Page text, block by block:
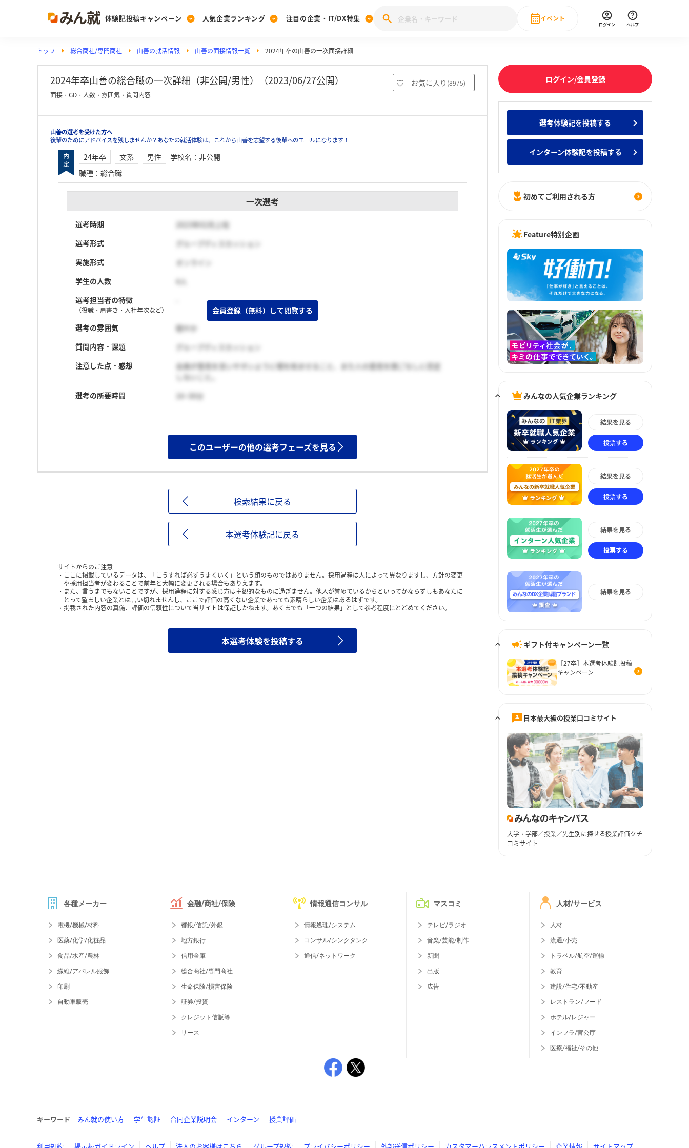
体験記投稿キャンペーン
Post
投稿する
[27卒] 本選考体験記投稿キャンペーン
人気企業ランキング
Ranking
ランキングを見る
みんなのDX企業就職ブランド調査
Vote みんなの新卒就職人気企業ランキング みんなのインターン人気企業ランキ
注目の企業・IT/DX特集
PickUp
注目の企業特集
28卒 IT・DX現場社員インタビュー
動画で知ろう！業界・企業研究
イベント
直近のイベント一覧
ログイン ヘルプ
トップ 総合商社/専門商社 山善の就活情報 山善の面接情報一覧 2024年卒の山善の一次面接詳細
2024年卒山善の総合職の一次詳細（非公開/男性）（2023/06/27公開） お気に入り (8975)
面接・GD・人数・雰囲気・質問内容
山善の選考を受けた方へ
後輩のためにアドバイスを残しませんか？あなたの就活体験は、これから山善を志望する後輩へのエールになります！
24年卒 文系 男性 学校名 ： 非公開
職種 ： 総合職
一次選考
選考時期
2023年02月上旬
選考形式
グループディスカッション
実施形式
オンライン
学生の人数
4人
選考担当者の特徴
（役職・肩書き・入社年次など）
選考の雰囲気
穏やか
質問内容・課題
グループディスカッション
注意した点・感想
全員が意見を言いやすいように場を和ませること、また人の意見を頭ごなしに否定
しないこと。
選考の所要時間
16~30分
このユーザーの他の選考フェーズを見る
検索結果に戻る
本選考体験記に戻る
サイトからのご注意
ここに掲載しているデータは、「こうすれば必ずうまくいく」という類のものではありません。採用過程は人によって異なりますし、方針の変更
や採用担当者が変わることで前年と大幅に変更される場合もありえます。
また、言うまでもないことですが、採用過程に対する感じ方は主観的なものに過ぎません。他人が誉めているからといってかならずしもあなたに
とって望ましい企業とは言い切れませんし、ここで評価の高くない企業であっても素晴らしい企業はあるはずです。
掲載された内容の真偽、評価の信頼性について当サイトは保証しかねます。あくまでも「一つの結果」として参考程度にとどめてください。
本選考体験を投稿する
ログイン/会員登録
選考体験記を投稿する
インターン体験記を投稿する
初めてご利用される方
Feature特別企画
みんなの人気企業ランキング
結果を見る
投票する
結果を見る
投票する
結果を見る
投票する
結果を見る
ギフト付キャンペーン一覧
［27卒］本選考体験記投稿
キャンペーン
日本最大級の授業口コミサイト
大学・学部／授業／先生別に探せる授業評価クチ
コミサイト
各種メーカー
電機/機械/材料
医薬/化学/化粧品
食品/水産/農林
繊維/アパレル服飾
印刷
自動車販売
金融/商社/保険
都銀/信託/外銀
地方銀行
信用金庫
総合商社/専門商社
生命保険/損害保険
証券/投資
クレジット信販等
リース
情報通信コンサル
情報処理/システム
コンサル/シンクタンク
通信/ネットワーク
マスコミ
テレビ/ラジオ
音楽/芸能/制作
新聞
出版
広告
人材/サービス
人材
流通/小売
トラベル/航空/運輸
教育
建設/住宅/不動産
レストラン/フード
ホテル/レジャー
インフラ/官公庁
医療/福祉/その他
キーワード みん就の使い方 学生認証 合同企業説明会 インターン 授業評価